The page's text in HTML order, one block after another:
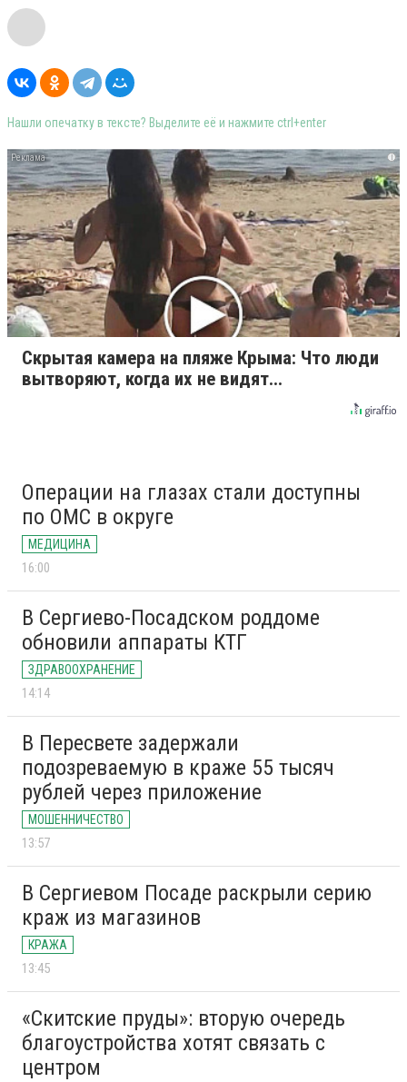
Нашли опечатку в тексте? Выделите её и нажмите ctrl+enter
i
Скрытая камера на пляже Крыма: Что люди
вытворяют, когда их не видят...
Операции на глазах стали доступны
по ОМС в округе
МЕДИЦИНА
16:00
В Сергиево-Посадском роддоме
обновили аппараты КТГ
ЗДРАВООХРАНЕНИЕ
14:14
В Пересвете задержали
подозреваемую в краже 55 тысяч
рублей через приложение
МОШЕННИЧЕСТВО
13:57
В Сергиевом Посаде раскрыли серию
краж из магазинов
КРАЖА
13:45
«Скитские пруды»: вторую очередь
благоустройства хотят связать с
центром